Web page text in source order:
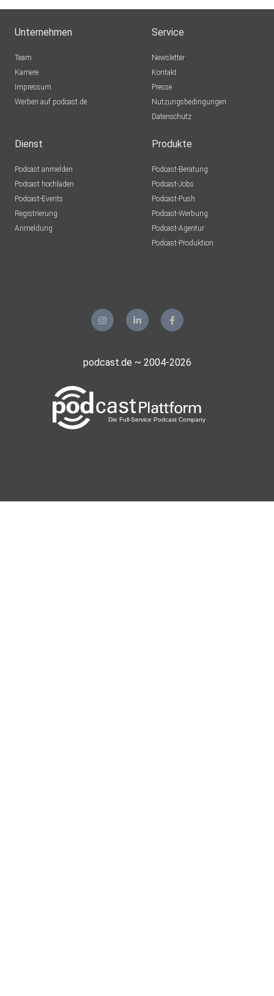
Unternehmen
Team
Karriere
Impressum
Werben auf podcast.de
Service
Newsletter
Kontakt
Presse
Nutzungsbedingungen
Datenschutz
Dienst
Podcast anmelden
Podcast hochladen
Podcast-Events
Registrierung
Anmeldung
Produkte
Podcast-Beratung
Podcast-Jobs
Podcast-Push
Podcast-Werbung
Podcast-Agentur
Podcast-Produktion
podcast.de ~ 2004-2026